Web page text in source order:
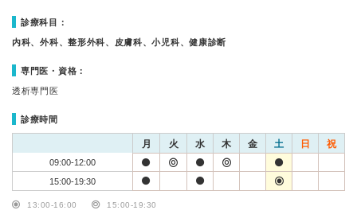
診療科目：
内科、外科、整形外科、皮膚科、小児科、健康診断
専門医・資格：
透析専門医
診療時間
月 火 水 木 金 土 日 祝
09:00-12:00
15:00-19:30
13:00-16:00 15:00-19:30